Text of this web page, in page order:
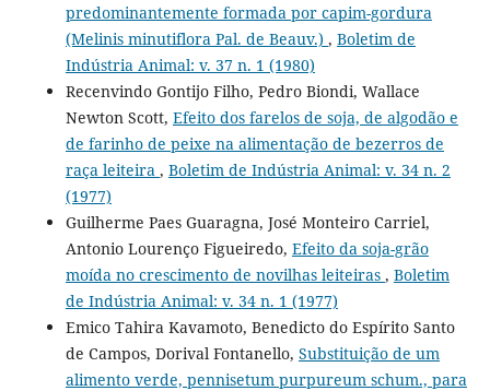
predominantemente formada por capim-gordura
(Melinis minutiflora Pal. de Beauv.) , Boletim de
Indústria Animal: v. 37 n. 1 (1980)
Recenvindo Gontijo Filho, Pedro Biondi, Wallace
Newton Scott, Efeito dos farelos de soja, de algodão e
de farinho de peixe na alimentação de bezerros de
raça leiteira , Boletim de Indústria Animal: v. 34 n. 2
(1977)
Guilherme Paes Guaragna, José Monteiro Carriel,
Antonio Lourenço Figueiredo, Efeito da soja-grão
moída no crescimento de novilhas leiteiras , Boletim
de Indústria Animal: v. 34 n. 1 (1977)
Emico Tahira Kavamoto, Benedicto do Espírito Santo
de Campos, Dorival Fontanello, Substituição de um
alimento verde, pennisetum purpureum schum., para